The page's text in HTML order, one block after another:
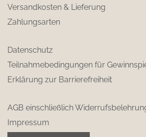
Versandkosten & Lieferung
Zahlungsarten
Datenschutz
Teilnahmebedingungen für
Erklärung zur Barrierefreiheit
AGB einschließlich
Impressum